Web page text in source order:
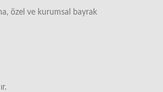
özel ve kurumsal bayrak